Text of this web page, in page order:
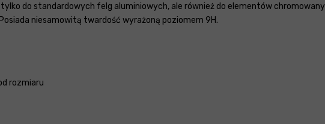
do standardowych felg aluminiowych, ale również do elementów
niesamowitą twardość wyrażoną poziomem 9H.
rozmiaru